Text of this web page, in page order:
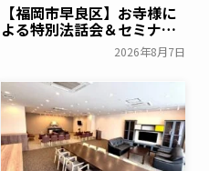
【福岡市早良区】お寺様に
よる特別法話会＆セミナー
特典「無料試食会」を8月
18日(月)にシティホール飯
倉にて開催！～ベルコ～
一般公開
2026年8月7日